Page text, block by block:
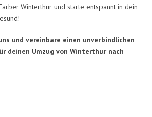
Winterthur und starte entspannt in dein
und vereinbare einen unverbindlichen
deinen Umzug von Winterthur nach